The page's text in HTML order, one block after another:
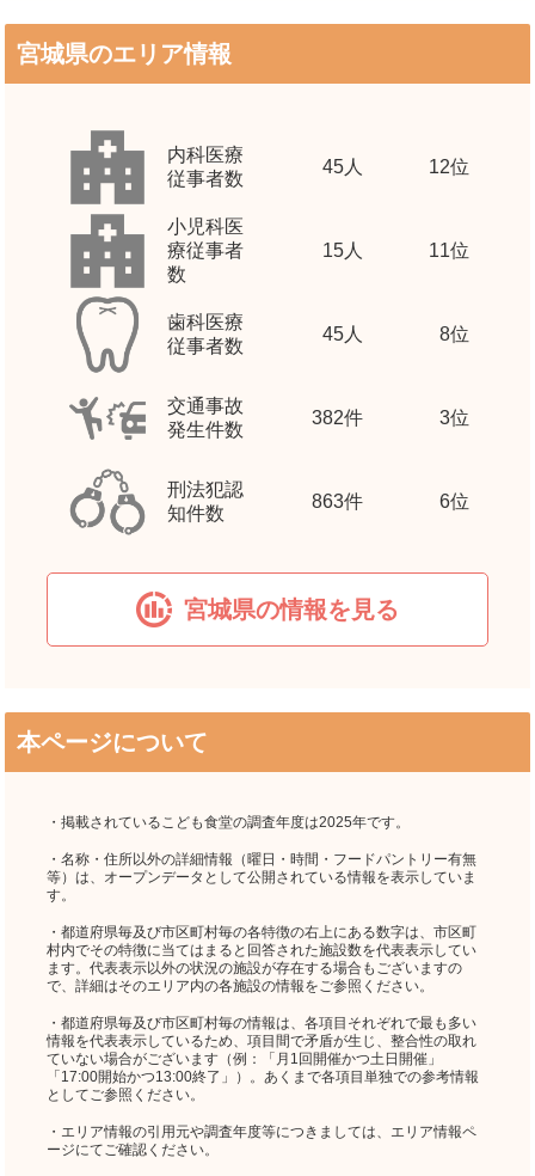
宮城県のエリア情報
内科医療
従事者数
45人 12位
小児科医
療従事者
数
15人 11位
歯科医療
従事者数
45人 8位
交通事故
発生件数
382件 3位
刑法犯認
知件数
863件 6位
宮城県の情報を見る
本ページについて
・掲載されているこども食堂の調査年度は2025年です。
・名称・住所以外の詳細情報（曜日・時間・フードパントリー有無
等）は、オープンデータとして公開されている情報を表示していま
す。
・都道府県毎及び市区町村毎の各特徴の右上にある数字は、市区町
村内でその特徴に当てはまると回答された施設数を代表表示してい
ます。代表表示以外の状況の施設が存在する場合もございますの
で、詳細はそのエリア内の各施設の情報をご参照ください。
・都道府県毎及び市区町村毎の情報は、各項目それぞれで最も多い
情報を代表表示しているため、項目間で矛盾が生じ、整合性の取れ
ていない場合がございます（例：「月1回開催かつ土日開催」
「17:00開始かつ13:00終了」）。あくまで各項目単独での参考情報
としてご参照ください。
・エリア情報の引用元や調査年度等につきましては、エリア情報ペ
ージにてご確認ください。